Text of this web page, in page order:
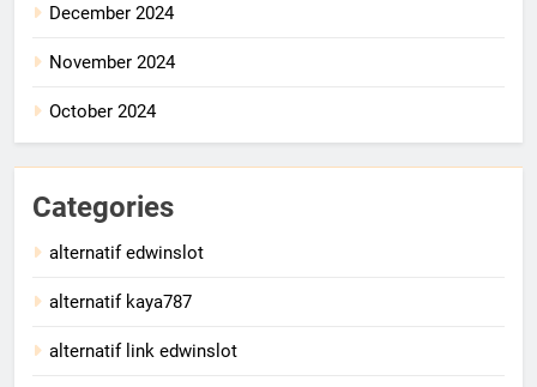
December 2024
November 2024
October 2024
Categories
alternatif edwinslot
alternatif kaya787
alternatif link edwinslot